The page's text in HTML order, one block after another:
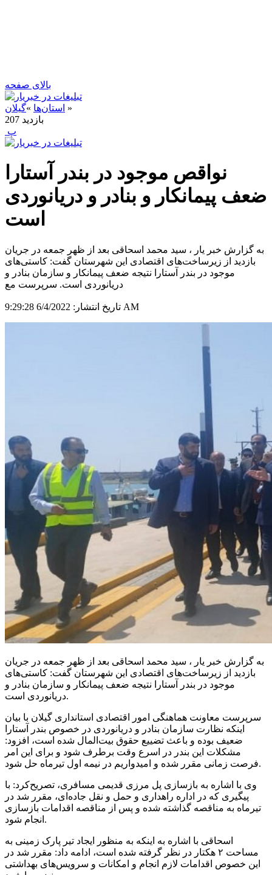
بالای صفحه
استان‌ها »گیلان
»
207 بازدید
‍ پ
نواقص موجود در بندر آستارا
ضعف پیمانکار و بنادر و دریانوردی
است
به گزارش خبر یار ، سید محمد اسحاقی بعد از ظهر جمعه در جریان
بازدید از زیرساخت‌های اقتصادی این شهرستان گفت: کاستی‌های
موجود در بندر آستارا نتیجه ضعف پیمانکار و سازمان بنادر و
دریانوردی است. سرپرست مع
تاریخ انتشار: 6/4/2022 9:29:28 AM
به گزارش خبر یار ، سید محمد اسحاقی بعد از ظهر جمعه در جریان
بازدید از زیرساخت‌های اقتصادی این شهرستان گفت: کاستی‌های
موجود در بندر آستارا نتیجه ضعف پیمانکار و سازمان بنادر و
دریانوردی است.
سرپرست معاونت هماهنگی امور اقتصادی استانداری گیلان با بیان
اینکه نظارت سازمان بنادر و دریانوردی در خصوص بندر آستارا
ضعیف بوده و باعث تضییع حقوق بیت‌المال شده است، افزود:
مشکلات این بندر در اسرع وقت برطرف شود و برای این امر
فرصت زمانی مقرر شده و امیدواریم در نیمه اول تیرماه حل شود.
وی با اشاره به بازسازی پل مرزی قدیمی مسافری، تصریح‌کرد: با
پیگیری که در اداره راهداری و حمل و نقل جاده‌ای، مقرر شد در
تیرماه به مناقصه گذاشته شده و پس از مناقصه اقدامات بازسازی
انجام شود.
اسحاقی با اشاره به اینکه به منظور ایجاد تیر پارک زمینی به
مساحت ۲ هکتار در نظر گرفته شده است، ادامه داد: مقرر شد در
این خصوص اقدامات لازم انجام و امکانات و سرویس‌های بهداشتی